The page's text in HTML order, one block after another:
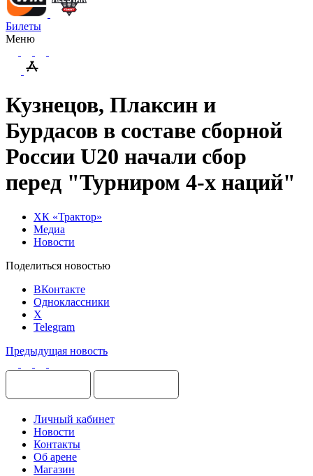
Билеты
Меню
Кузнецов, Плаксин и
Бурдасов в составе сборной
России U20 начали сбор
перед "Турниром 4-х наций"
ХК «Трактор»
Медиа
Новости
Поделиться новостью
ВКонтакте
Одноклассники
X
Telegram
Предыдущая новость
Личный кабинет
Новости
Контакты
Об арене
Магазин